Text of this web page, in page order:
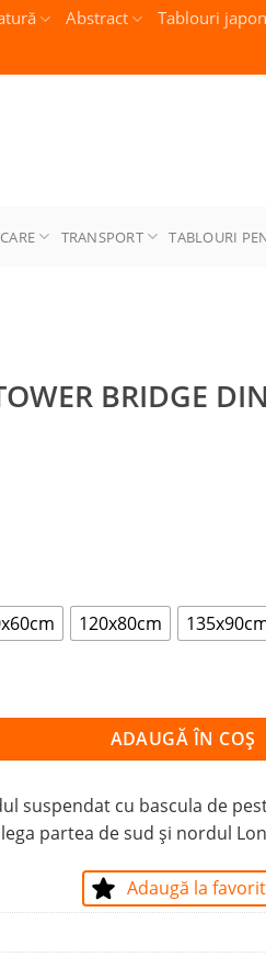
Abstract Tablouri
TRANSPORT TABLOURI
BRIDGE
120x80cm
BRIDGE DIN LONDRA
ADAUGĂ ÎN COȘ
suspendat cu bascula de
partea de sud și nordul
Adaugă la